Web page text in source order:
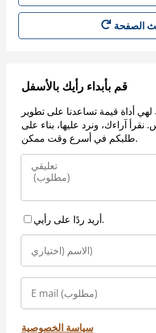
قم بأبداء رأيك بالأسفل
لهي أداة قيمة تساعدنا على تطوير
آراءك، ونرد عليها، بناء على
طلبكم في أسرع وقت ممكن.
أريد ردًا على رأيي.
سياسة الخصوصية